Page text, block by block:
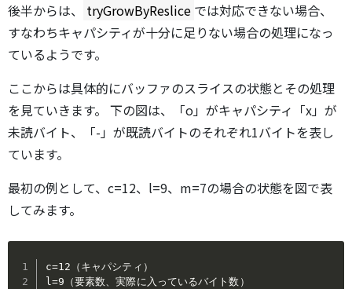
後半からは、
tryGrowByReslice では対応できない場合、
すなわちキャパシティが十分に足りない場合の処理になっ
ているようです。
ここからは具体的にバッファのスライスの状態とその処理
を見ていきます。 下の図は、「o」がキャパシティ「x」が
未読バイト、「-」が既読バイトのそれぞれ1バイトを表し
ています。
最初の例として、c=12、l=9、m=7の場合の状態を図で表
してみます。
c=12（キャパシティ）
l=9（要素数、実際に入っているバイト数）